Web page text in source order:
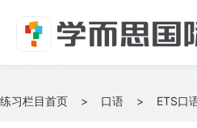
练习栏目首页 > 口语 > ETS口